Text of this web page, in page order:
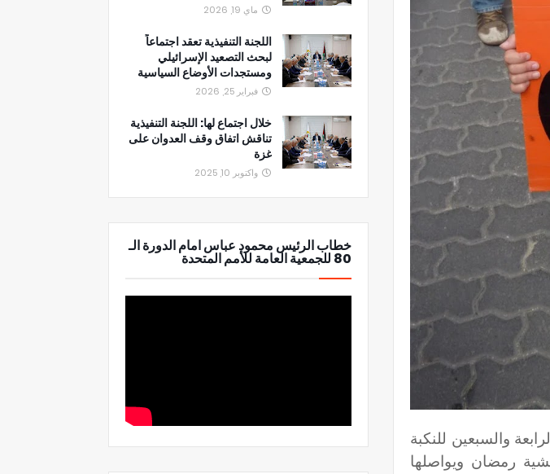
والسبعين للنكبة
رمضان ويواصلها
ماي 19, 2026
اللجنة التنفيذية تعقد اجتماعاً
لبحث التصعيد الإسرائيلي
ومستجدات الأوضاع السياسية
فبراير 25, 2026
خلال اجتماع لها: اللجنة التنفيذية
تناقش اتفاق وقف العدوان على
غزة
واكتوبر 10, 2025
خطاب الرئيس محمود عباس امام الدورة الـ
80 للجمعية العامة للأمم المتحدة